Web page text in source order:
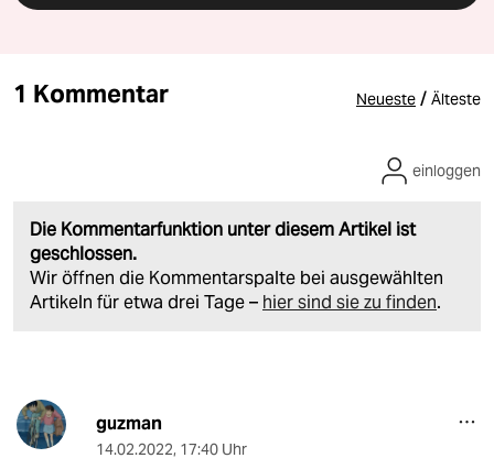
1 Kommentar Neueste / Älteste
Die Kommentarfunktion unter diesem Artikel ist
geschlossen.
Wir öffnen die Kommentarspalte bei ausgewählten
Artikeln für etwa drei Tage – hier sind sie zu finden.
einloggen
guzman
14.02.2022, 17:40 Uhr